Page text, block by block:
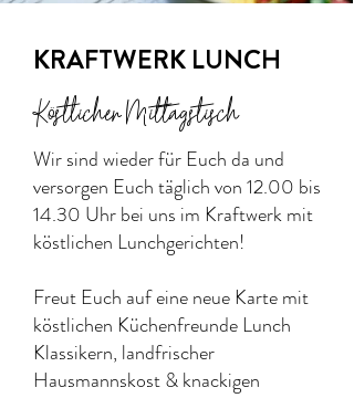
KRAFTWERK LUNCH
Köstlicher Mittagstisch
Wir sind wieder für Euch da und
versorgen Euch täglich von 12.00 bis
14.30 Uhr bei uns im Kraftwerk mit
köstlichen Lunchgerichten!
Freut Euch auf eine neue Karte mit
köstlichen Küchenfreunde Lunch
Klassikern, landfrischer
Hausmannskost & knackigen